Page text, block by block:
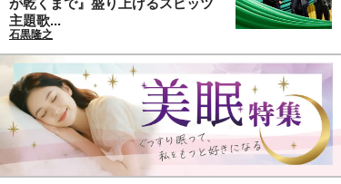
主題歌...
石黒隆之